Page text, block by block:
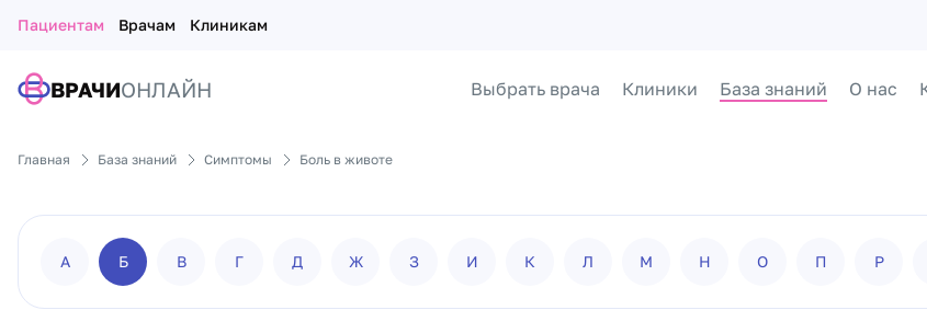
Пациентам Врачам Клиникам
ВРАЧИОНЛАЙН Выбрать врача Клиники База знаний О нас
Главная База знаний Симптомы Боль в животе
А Б В Г Д Ж З И К Л М Н О П Р